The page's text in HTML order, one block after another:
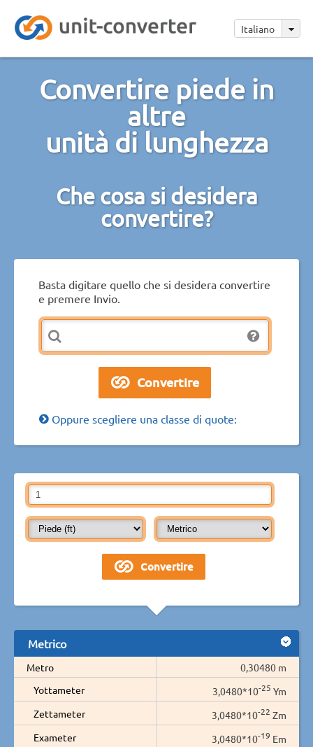
Italiano
Convertire piede in
altre
unità di lunghezza
Che cosa si desidera
convertire?
Basta digitare quello che si desidera convertire
e premere Invio.
Oppure scegliere una classe di quote:
Metrico
Metro
0,30480 m
Yottameter
3,0480*10-25 Ym
Zettameter
3,0480*10-22 Zm
Exameter
3,0480*10-19 Em